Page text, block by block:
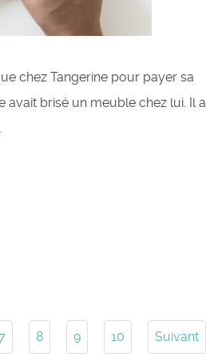
chez Tangerine pour payer sa
brisé un meuble chez lui. Il a
8 9 10 Suivant